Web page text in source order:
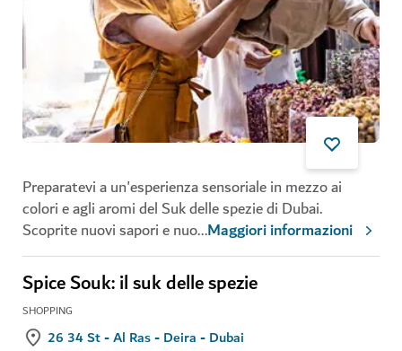
Preparatevi a un'esperienza sensoriale in mezzo ai
colori e agli aromi del Suk delle spezie di Dubai.
Scoprite nuovi sapori e nuo...Maggiori informazioni
Spice Souk: il suk delle spezie
SHOPPING
26 34 St - Al Ras - Deira - Dubai